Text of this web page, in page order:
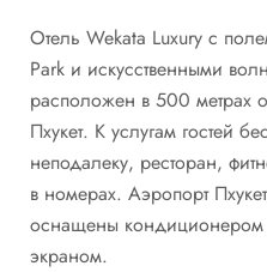
Отель Wekata Luxury с
Park и искусственными
расположен в 500 метрах
Пхукет. К услугам гостей
неподалеку, ресторан,
в номерах. Аэропорт
оснащены кондиционером
экраном.